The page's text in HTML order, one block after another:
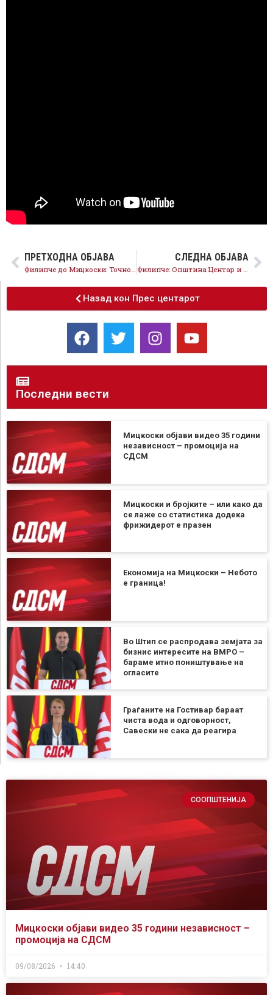
ПРЕТХОДНА ОБЈАВА
Филипче до Мицкоски: Точно е дека има само две опции, едната на чесни кандидати кои работат за граѓаните од СДСМ, а другата е неспособната на ВМРО-ДПМНЕ
СЛЕДНА ОБЈАВА
Филипче: Општина Центар и Герасимовски се справија со ѓубрето кое го натрупаа Арсовска и ВМРО-ДПМНЕ
Назад кон Прес центарот
Последни вести
Мицкоски објави видео 35 години
независност – промоција на
СДСМ
Мицкоски и бројките – или како да
се лаже со статистика додека
фрижидерот е празен
Економија на Мицкоски – Небото
е граница!
Во Штип се распродава земјата за
бизнис интересите на ВМРО –
бараме итно поништување на
огласите
Граѓаните на Гостивар бараат
чиста вода и одговорност,
Савески не сака да реагира
СООПШТЕНИЈА
Мицкоски објави видео 35 години независност –
промоција на СДСМ
09/08/2026 14:40